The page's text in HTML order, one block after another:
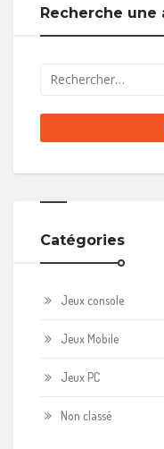
Recherche
Catégories
Jeux console
Jeux Mobile
Jeux PC
Non classé